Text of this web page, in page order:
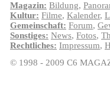
Magazin: Bildung,
Kultur: Filme, Kalender,
Gemeinschaft: Forum,
Sonstiges: News, Fotos,
Rechtliches: Impressum,
© 1998 - 2009 C6